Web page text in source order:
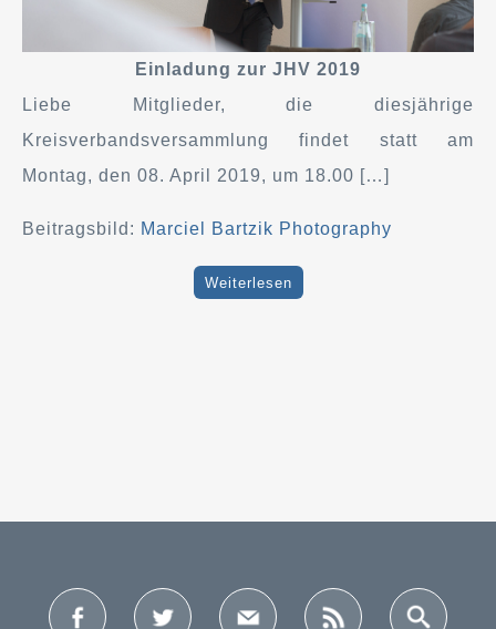
Einladung zur JHV 2019
Liebe Mitglieder, die diesjährige
Kreisverbandsversammlung findet statt am
Montag, den 08. April 2019, um 18.00 […]
Beitragsbild: Marciel Bartzik Photography
Weiterlesen